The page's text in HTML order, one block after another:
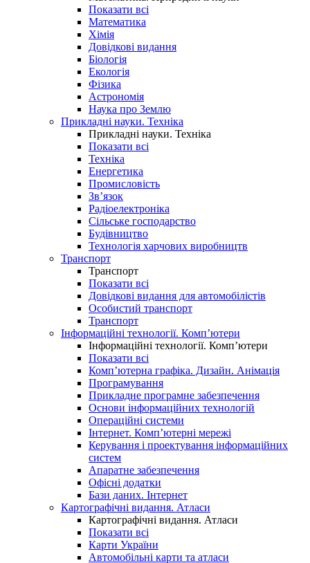
Показати всі
Математика
Хімія
Довідкові видання
Біологія
Екологія
Фізика
Астрономія
Наука про Землю
Прикладні науки. Техніка
Прикладні науки. Техніка
Показати всі
Техніка
Енергетика
Промисловість
Зв’язок
Радіоелектроніка
Сільське господарство
Будівництво
Технологія харчових виробництв
Транспорт
Транспорт
Показати всі
Довідкові видання для автомобілістів
Особистий транспорт
Транспорт
Інформаційні технології. Комп’ютери
Інформаційні технології. Комп’ютери
Показати всі
Комп’ютерна графіка. Дизайн. Анімація
Програмування
Прикладне програмне забезпечення
Основи інформаційних технологій
Операційні системи
Інтернет. Комп’ютерні мережі
Керування і проектування інформаційних
систем
Апаратне забезпечення
Офісні додатки
Бази даних. Інтернет
Картографічні видання. Атласи
Картографічні видання. Атласи
Показати всі
Карти України
Автомобільні карти та атласи